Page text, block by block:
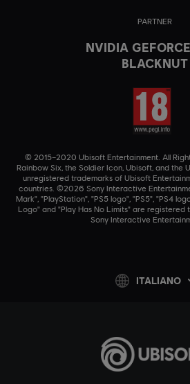
PARTNER
NVIDIA
BLACKNUT
© 2015–2020 Ubisoft Entertainment. All
Rainbow Six, the Soldier Icon, Ubisoft, and the
unregistered trademarks of Ubisoft
countries. ©2026 Sony Interactive
Mark", "PlayStation", "PS5 logo", "PS5", "PS4
Logo" and "Play Has No Limits" are registered
Sony Interactive
ITALIANO